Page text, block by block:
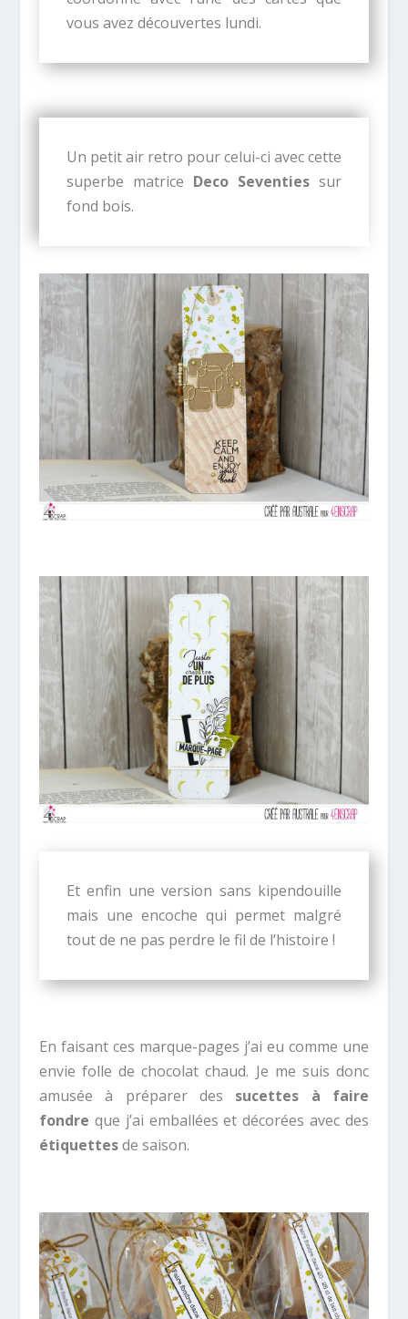
vous avez découvertes lundi.
Un petit air retro pour celui-ci avec cette
superbe matrice Deco Seventies sur
fond bois.
Et enfin une version sans kipendouille
mais une encoche qui permet malgré
tout de ne pas perdre le fil de l’histoire !
En faisant ces marque-pages j’ai eu comme une
envie folle de chocolat chaud. Je me suis donc
amusée à préparer des sucettes à faire
fondre que j’ai emballées et décorées avec des
étiquettesde saison.